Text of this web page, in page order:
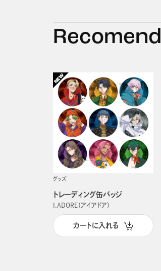
Recomend
グッズ
トレーディング缶バッジ
I.ADORE（アイアドア）
カートに入れる